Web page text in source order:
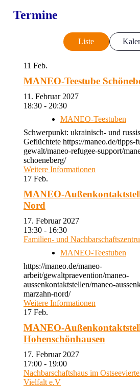
Termine
Liste
11 Feb.
MANEO-Teestube
11. Februar 2027
18:30 - 20:30
MANEO-Teestuben
Schwerpunkt: ukrainisch- und
Geflüchtete https://maneo.de/tipps-
gewalt/maneo-refugee-support/
schoeneberg/
Weitere Informationen
17 Feb.
MANEO-
Nord
17. Februar 2027
13:30 - 16:30
Familien- und
MANEO-Teestuben
https://maneo.de/maneo-
arbeit/gewaltpraevention/maneo-
aussenkontaktstellen/maneo-
marzahn-nord/
Weitere Informationen
17 Feb.
MANEO-
Hohenschönhausen
17. Februar 2027
17:00 - 19:00
Nachbarschaftshaus im
Vielfalt e.V